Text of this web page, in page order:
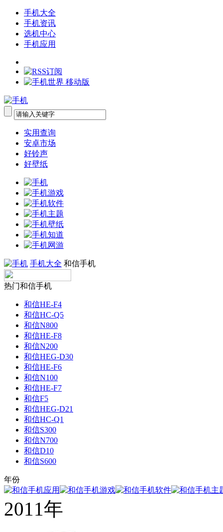
手机大全
手机资讯
选机中心
手机应用
实用查询
安卓市场
好铃声
好壁纸
手机大全 和信手机
热门和信手机
和信HE-F4
和信HC-Q5
和信N800
和信HE-F8
和信N200
和信HEG-D30
和信HE-F6
和信N100
和信HE-F7
和信F5
和信HEG-D21
和信HC-Q1
和信S300
和信N700
和信D10
和信S600
年份
2011年